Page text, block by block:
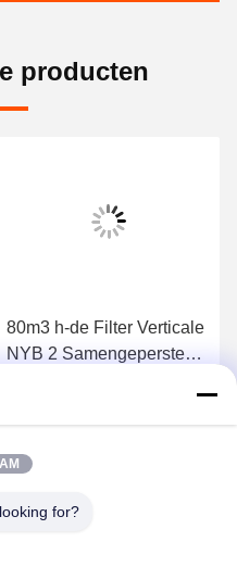
producten
80m3 h-de Filter Verticale
NYB 2 Samengeperste
Ga Nu Praten.
for?